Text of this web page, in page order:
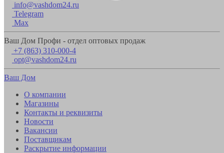
info@vashdom24.ru
Telegram
Max
Ваш Дом Профи - отдел оптовых продаж
+7 (863) 310-000-4
opt@vashdom24.ru
Ваш Дом
О компании
Магазины
Контакты и реквизиты
Новости
Вакансии
Поставщикам
Раскрытие информации